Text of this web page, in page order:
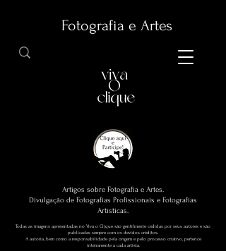
Fotografia e Artes
Artigos sobre Fotografia e Artes.
Divulgação de Fotografias Profissionais e Fotografias
Artísticas.
Todas as imagens apresentadas no Viva o Clique são gentilmente cedidas por seus autores e são
publicadas sempre com os devidos créditos.
A autoria, bem como a responsabilidade pela origem e pelo processo criativo, pertence
inteiramente a cada artista.